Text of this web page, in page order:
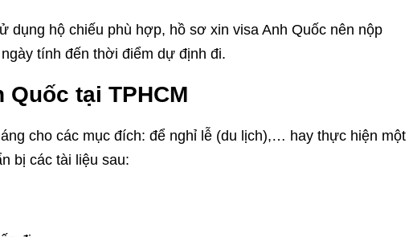
dụng hộ chiếu phù hợp, hồ sơ xin visa Anh Quốc nên nộp
tính đến thời điểm dự định đi.
tại TPHCM
cho các mục đích: để nghỉ lễ (du lịch),… hay thực hiện một
bị các tài liệu sau: